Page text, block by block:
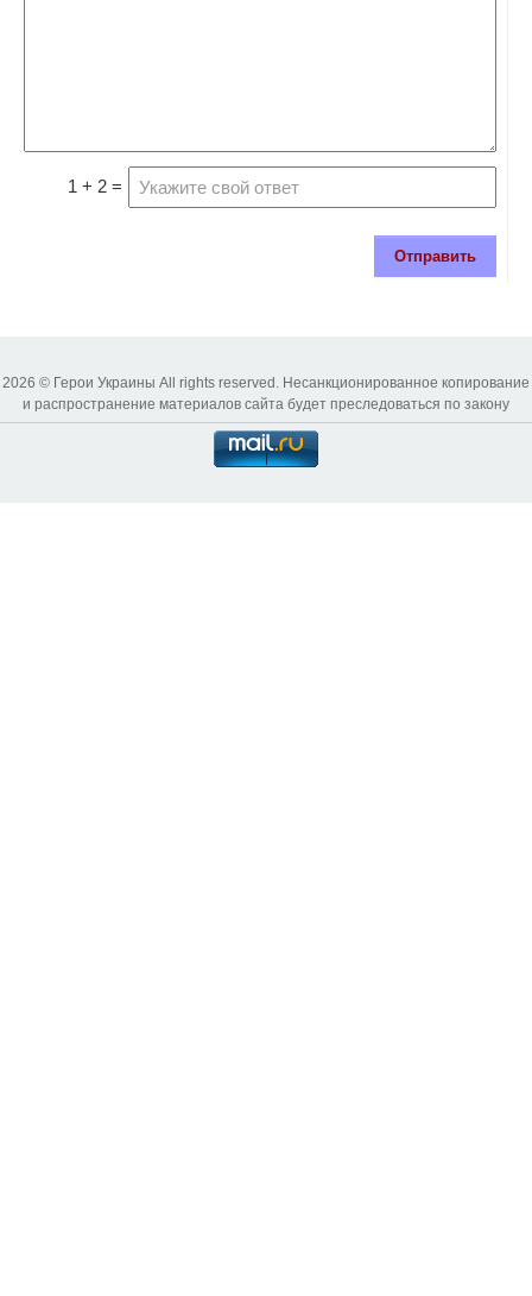
1 + 2 =
Отправить
2026 © Герои Украины All rights reserved. Несанкционированное копирование
и распространение материалов сайта будет преследоваться по закону